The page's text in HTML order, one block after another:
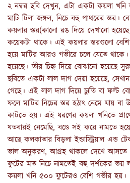
২ নম্বর ছবি দেখুন, এটা একটা কয়লা
মাটি টিলা জঙ্গল, নিচে বহু পাথরের স্তর।
কয়লার স্তর(কালো রঙ দিয়ে দেখানো
কয়েকটা থাকে। এই কয়লার স্তরগুলো
হয়ে মাটির আরও গভীরে চলে যেতে
হয়েছে। তীর চিহ্ন দিয়ে বোঝানো হয়েছে
ছবিতে একটা লাল দাগ দেয়া হয়েছে,
গেছে। এই লাল দাগ দিয়ে চ্যুতি বা ফল্ট
ফলে মাটির নিচের স্তর হঠাৎ নেমে যায়
কাটতে হয়। এই ধরণের কয়লা খনিতে
যতবারই নেমেছি, বণ্ডে সই করে নামতে
আছে কলকাতার বিড়লা ইন্ডাস্ট্রিয়াল এন্ড
ভাল অনুকরণ, আগ্রহ থাকলে দেখে আসতে
ফুটের মত নিচে নামতেই বহু দর্শকের ভয়
কয়লা খনি ৫০০ ফুটেরও বেশি গভীর হয়।